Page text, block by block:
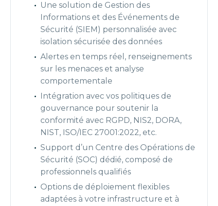
Une solution de Gestion des
Informations et des Événements de
Sécurité (SIEM) personnalisée avec
isolation sécurisée des données
Alertes en temps réel, renseignements
sur les menaces et analyse
comportementale
Intégration avec vos politiques de
gouvernance pour soutenir la
conformité avec RGPD, NIS2, DORA,
NIST, ISO/IEC 27001:2022, etc.
Support d’un Centre des Opérations de
Sécurité (SOC) dédié, composé de
professionnels qualifiés
Options de déploiement flexibles
adaptées à votre infrastructure et à